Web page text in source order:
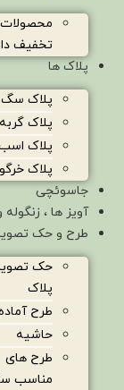
محصولات
تخفیف
پلاک ها
پلاک سگ
پلاک گربه
پلاک
پلاک
جاسوئچی
آویز ها ،
طرح و حک
حک
پلاک
طرح
حاشیه
طرح های
مناسب